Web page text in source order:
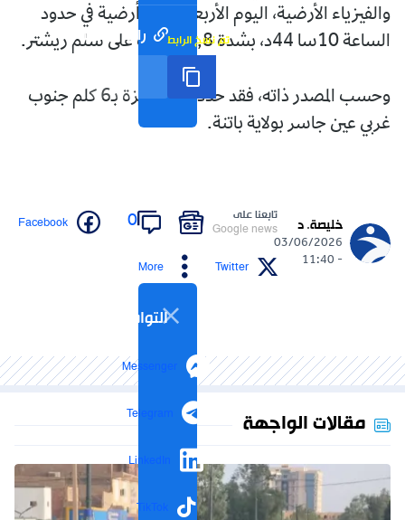
رابط مختصر تم نسخ الرابط
والفيزياء الأرضية، اليوم الأربعاء، هزة أرضية في حدود
الساعة 10سا 44د، بشدة 3,8 درجات على سلم ريشتر.
وحسب المصدر ذاته، فقد حدد مركز الهزة بـ6 كلم جنوب
غربي عين جاسر بولاية باتنة.
خليصة. د
03/06/2026
- 11:40
تابعنا على
Google news
0
Facebook
Twitter
More
التواصل الاجتماعي
Messenger
Telegram
LinkedIn
TikTok
مقالات الواجهة